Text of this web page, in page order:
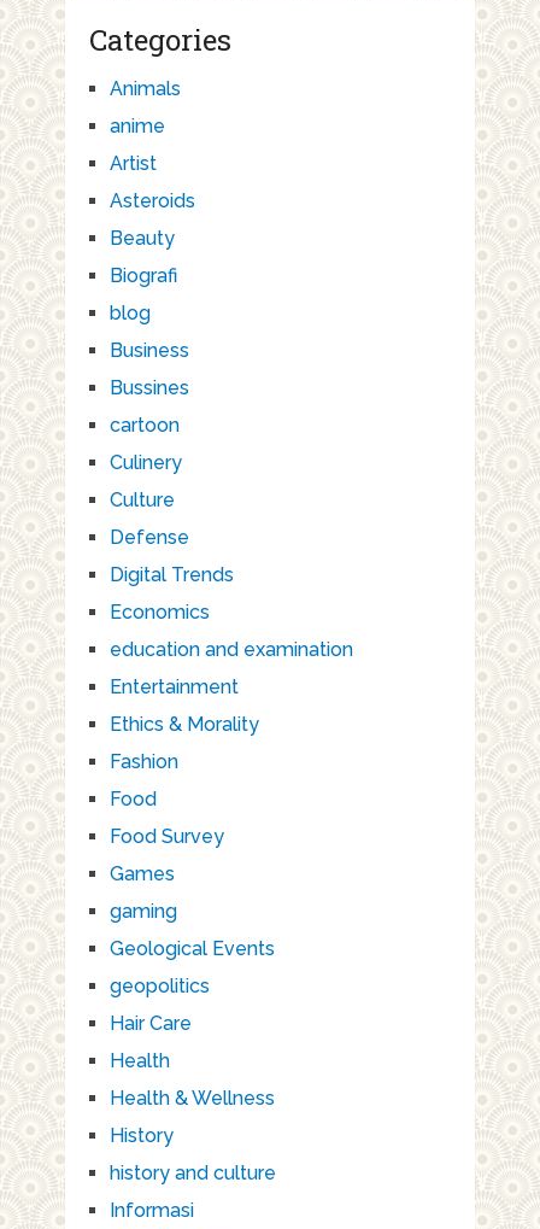
Categories
Animals
anime
Artist
Asteroids
Beauty
Biografi
blog
Business
Bussines
cartoon
Culinery
Culture
Defense
Digital Trends
Economics
education and examination
Entertainment
Ethics & Morality
Fashion
Food
Food Survey
Games
gaming
Geological Events
geopolitics
Hair Care
Health
Health & Wellness
History
history and culture
Informasi